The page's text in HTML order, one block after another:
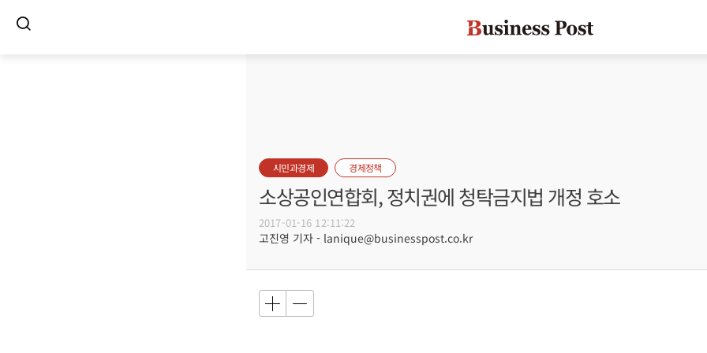
시민과경제 경제정책
소상공인연합회, 정치권에 청탁금지법 개정 호소
2017-01-16 12:11:22
고진영 기자 - lanique@businesspost.co.kr